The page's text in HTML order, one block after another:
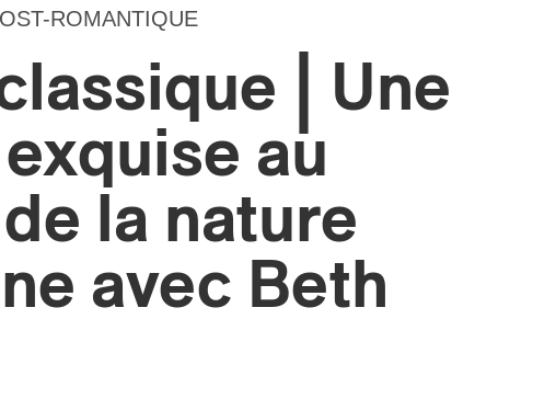
ROMANTIQUE
| Une
au
la nature
avec Beth